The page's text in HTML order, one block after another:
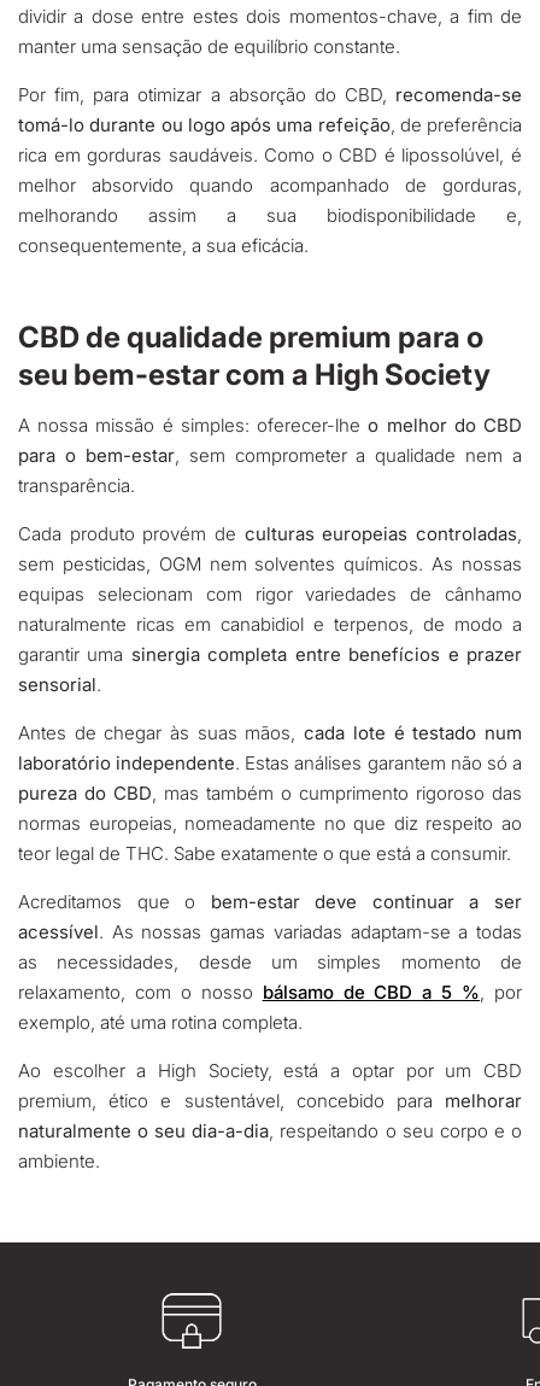
dividir a dose entre estes dois momentos-chave, a fim de
manter uma sensação de equilíbrio constante.
Por fim, para otimizar a absorção do CBD, recomenda-se
tomá-lo durante ou logo após uma refeição, de preferência
rica em gorduras saudáveis. Como o CBD é lipossolúvel, é
melhor absorvido quando acompanhado de gorduras,
melhorando assim a sua biodisponibilidade e,
consequentemente, a sua eficácia.
CBD de qualidade premium para o
seu bem-estar com a High Society
A nossa missão é simples: oferecer-lheo melhor do CBD
para o bem-estar, sem comprometer a qualidade nem a
transparência.
Cada produto provém de culturas europeias controladas,
sem pesticidas, OGM nem solventes químicos. As nossas
equipas selecionam com rigor variedades de cânhamo
naturalmente ricas em canabidiol e terpenos, de modo a
garantir uma sinergia completa entre benefícios e prazer
sensorial.
Antes de chegar às suas mãos,cada lote é testado num
laboratório independente. Estas análises garantem não só a
pureza do CBD, mas também o cumprimento rigoroso das
normas europeias, nomeadamente no que diz respeito ao
teor legal de THC. Sabe exatamente o que está a consumir.
Acreditamos que o bem-estar deve continuar a ser
acessível. As nossas gamas variadas adaptam-se a todas
as necessidades, desde um simples momento de
relaxamento, com o nosso bálsamo de CBD a 5 %, por
exemplo, até uma rotina completa.
Ao escolher a High Society, está a optar por um CBD
premium, ético e sustentável, concebido para melhorar
naturalmente o seu dia-a-dia, respeitando o seu corpo e o
ambiente.